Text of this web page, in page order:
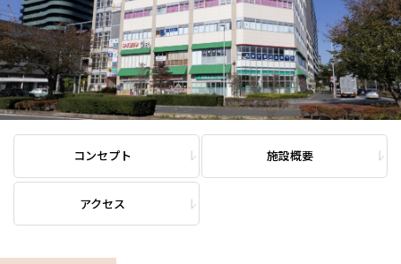
コンセプト 施設概要
アクセス